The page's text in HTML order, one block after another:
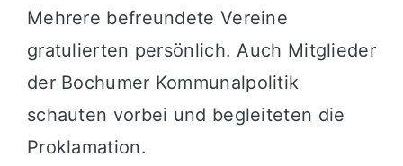
Mehrere befreundete Vereine
gratulierten persönlich. Auch Mitglieder
der Bochumer Kommunalpolitik
schauten vorbei und begleiteten die
Proklamation.